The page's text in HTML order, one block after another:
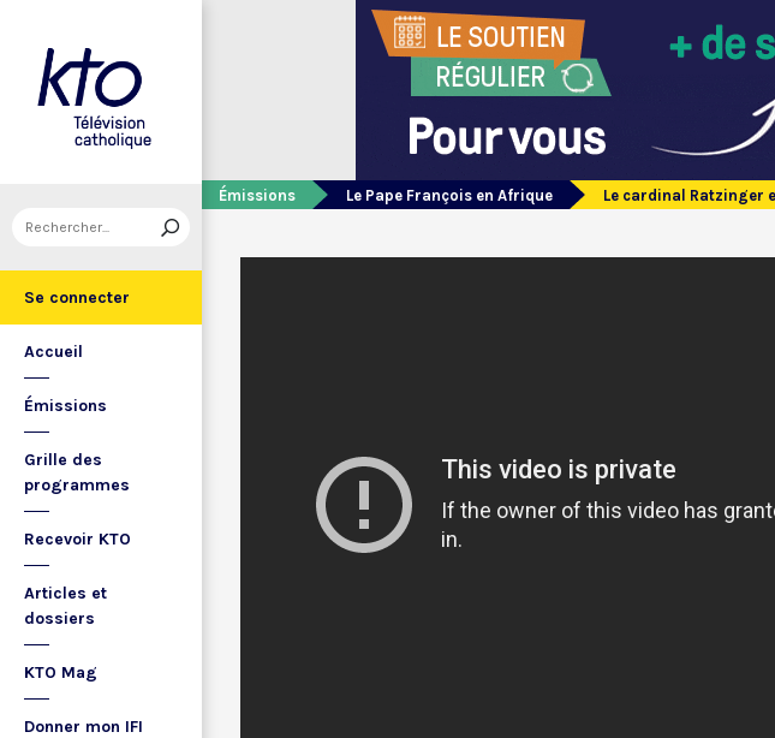
Se connecter
Accueil
Émissions
Grille des
programmes
Recevoir KTO
Articles et
dossiers
KTO Mag
Donner mon IFI
Émissions Le Pape François en Afrique Le cardinal Ratzinger